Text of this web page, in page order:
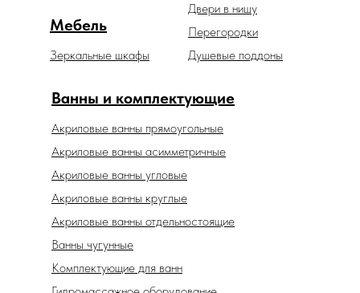
Ванны и комплектующие
Акриловые ванны прямоугольные
Зеркальные шкафы
Мебель
Двери в нишу
Перегородки
Душевые поддоны
Акриловые ванны отдельностоящие
Акриловые ванны асимметричные
Акриловые ванны угловые
Акриловые ванны круглые
Ванны чугунные
Комплектующие для ванн